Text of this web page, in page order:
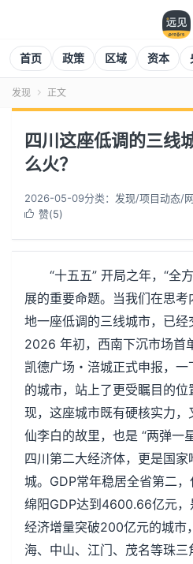
首页 政策 区域 资本
发现  正文
四川这座低调的三线
么火？
2026-05-09分类： 发现/项目动态/
 赞(5)
“十五五” 开局之年，“全
展的重要命题。当我们在思
地一座低调的三线城市，已经
2026 年初，西南下沉市场
凯德广场・涪城正式申报，
的城市，站上了更受瞩目的
现，这座城市既有硬核实力
仙李白的故里，也是 “两弹一
四川第二大经济体，更是国
城。GDP常年稳居全省第二
绵阳GDP达到4600.66亿元
经济增量突破200亿元的城市
海、中山、江门、茂名等珠